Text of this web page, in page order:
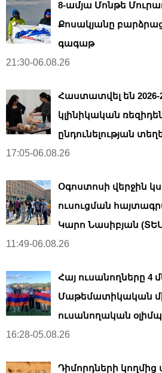
8-ամյա Մոնթե
Քոսակյանը
գագաթ
21:30-06.08.26
Հաստատվել են
կլինիկական
ընդունելության
17:05-06.08.26
Օգոստոսի վերջին
ուսուցման
Կարո Նասիբյան
11:49-06.08.26
Հայ ուսանողները 4
Մաթեմատիկական
ուսանողական
16:28-05.08.26
Դիմորդների կողմից